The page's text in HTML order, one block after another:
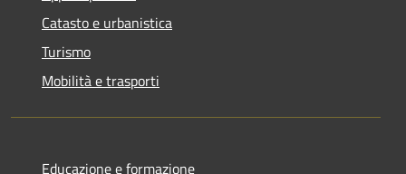
Catasto e urbanistica
Turismo
Mobilità e trasporti
Educazione e formazione